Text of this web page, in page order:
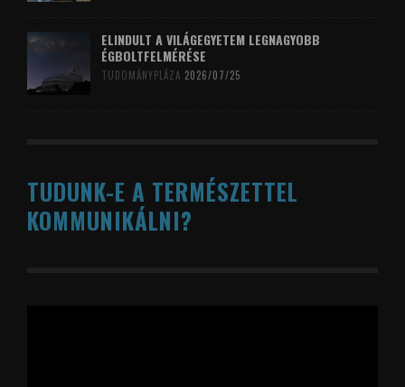
ELINDULT A VILÁGEGYETEM LEGNAGYOBB
ÉGBOLTFELMÉRÉSE
TUDOMÁNYPLÁZA 2026/07/25
TUDUNK-E A TERMÉSZETTEL
KOMMUNIKÁLNI?